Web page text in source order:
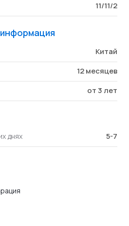
11/11/2
Китай
12 месяцев
от 3 лет
днях 5-7